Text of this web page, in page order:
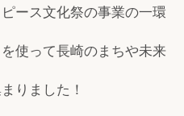
ース文化祭の事業の一環
使って長崎のまちや未来
りました！